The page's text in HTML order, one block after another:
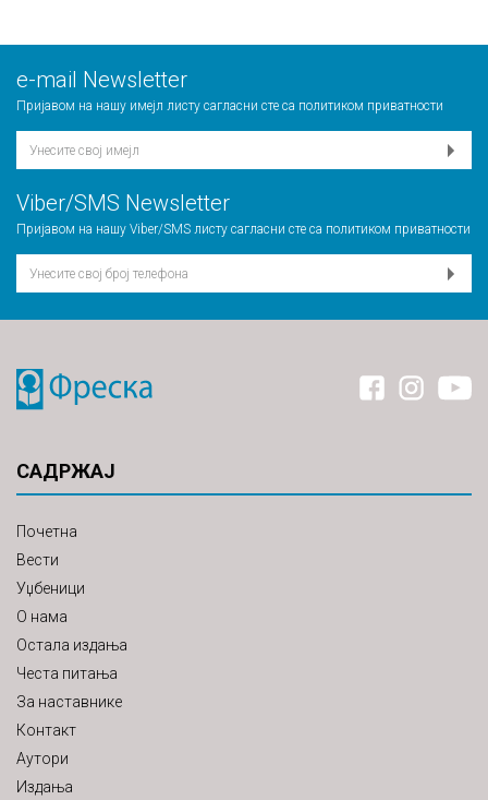
е-mail Newsletter
Пријавом на нашу имејл листу сагласни сте са политиком приватности
Viber/SMS Newsletter
Пријавом на нашу Viber/SMS листу сагласни сте са политиком приватности
САДРЖАЈ
Почетна
Вести
Уџбеници
О нама
Остала издања
Честа питања
За наставнике
Контакт
Аутори
Издања